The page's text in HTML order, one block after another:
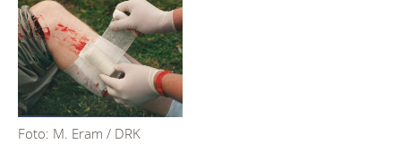
Foto: M. Eram / DRK